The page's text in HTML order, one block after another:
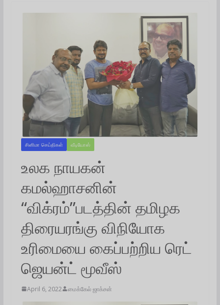
சினிமா செய்திகள் வீடியோஸ்
உலக நாயகன்
கமல்ஹாசனின்
“விக்ரம்”படத்தின் தமிழக
திரையரங்கு விநியோக
உரிமையை கைப்பற்றிய ரெட்
ஜெயன்ட் மூவீஸ்
April 6, 2022 மைக்கேல் ஜாக்சன்